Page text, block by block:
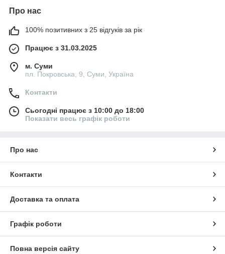
Про нас
100% позитивних з 25 відгуків за рік
Працює з 31.03.2025
м. Суми
пл. Покровська, 9, Суми, Україна
Контакти
Сьогодні працює з 10:00 до 18:00
Показати весь графік роботи
Про нас
Контакти
Доставка та оплата
Графік роботи
Повна версія сайту